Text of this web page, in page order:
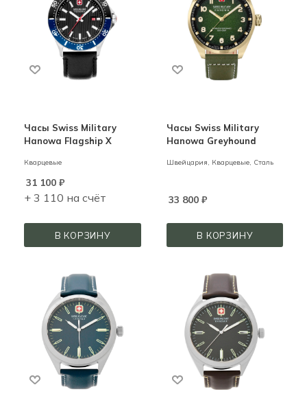
Часы Swiss Military
Hanowa Flagship X
Кварцевые
31 100 ₽
+ 3 110 на счёт
В КОРЗИНУ
Часы Swiss Military
Hanowa Greyhound
Швейцария, Кварцевые, Сталь
33 800₽
В КОРЗИНУ